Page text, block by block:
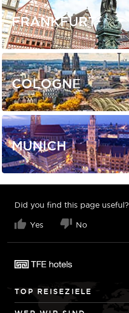
FRANKFURT
COLOGNE
MUNICH
Did you find this page useful?
Yes No
TOP REISEZIELE